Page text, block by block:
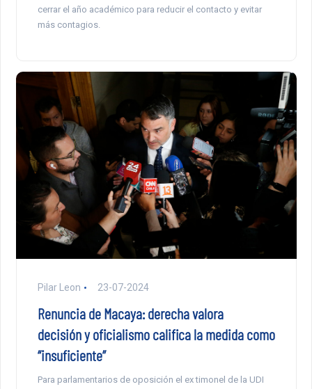
cerrar el año académico para reducir el contacto y evitar
más contagios.
Pilar Leon 23-07-2024
Renuncia de Macaya: derecha valora
decisión y oficialismo califica la medida como
“insuficiente”
Para parlamentarios de oposición el ex timonel de la UDI